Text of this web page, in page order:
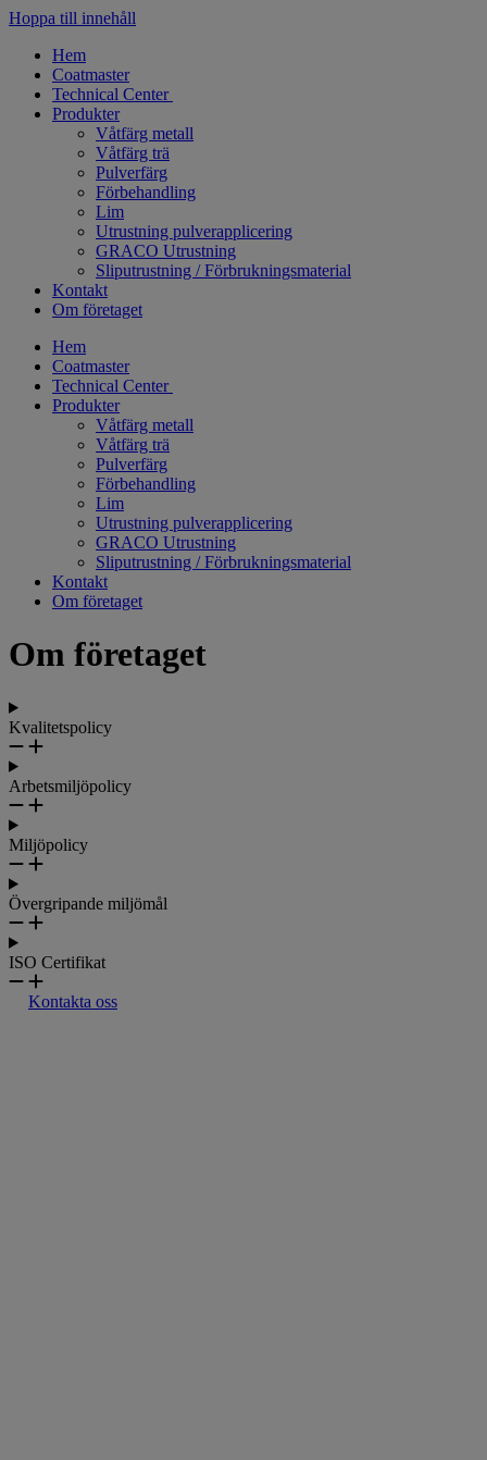
Hoppa till innehåll
Hem
Coatmaster
Technical Center
Produkter
Våtfärg metall
Våtfärg trä
Pulverfärg​
Förbehandling
Lim
Utrustning pulverapplicering
GRACO Utrustning
Sliputrustning / Förbrukningsmaterial
Kontakt
Om företaget
Hem
Coatmaster
Technical Center
Produkter
Våtfärg metall
Våtfärg trä
Pulverfärg​
Förbehandling
Lim
Utrustning pulverapplicering
GRACO Utrustning
Sliputrustning / Förbrukningsmaterial
Kontakt
Om företaget
Om företaget
Kvalitetspolicy
Arbetsmiljöpolicy
Miljöpolicy
Övergripande miljömål
ISO Certifikat
Kontakta oss